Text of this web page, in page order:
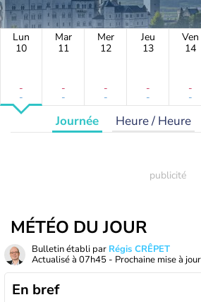
Lun
10
-
-
Mar
11
-
-
Mer
12
-
-
Jeu
13
-
-
Ven
14
-
-
Journée Heure / Heure
MÉTÉO DU JOUR
Bulletin établi par Régis CRÊPET
Actualisé à 07h45 - Prochaine mise à
En bref